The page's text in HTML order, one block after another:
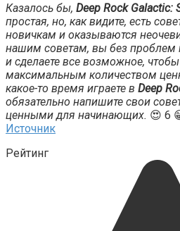
Казалось бы, Deep Rock Galactic:
простая, но, как видите, есть
новичкам и оказываются
нашим советам, вы без проблем
и сделаете все возможное,
максимальным количеством
какое-то время играете в Deep
обязательно напишите свои
ценными для начинающих. 😍 6
Источник
Рейтинг